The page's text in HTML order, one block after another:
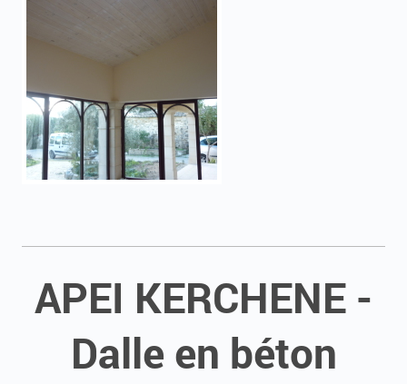
APEI KERCHENE -
Dalle en béton